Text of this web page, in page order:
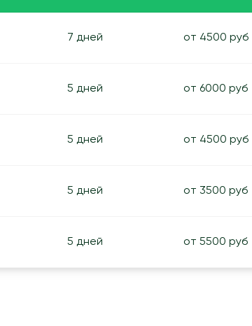
7 дней от 4500 руб
5 дней от 6000 руб
5 дней от 4500 руб
5 дней от 3500 руб
5 дней от 5500 руб